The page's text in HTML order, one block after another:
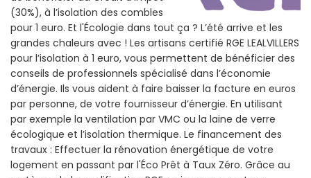
(30%), à l’isolation des combles
pour 1 euro. Et l'Écologie dans tout ça ? L’été arrive et les
grandes chaleurs avec ! Les artisans certifié RGE LEALVILLERS
pour l’isolation à 1 euro, vous permettent de bénéficier des
conseils de professionnels spécialisé dans l’économie
d’énergie. Ils vous aident à faire baisser la facture en euros
par personne, de votre fournisseur d’énergie. En utilisant
par exemple la ventilation par VMC ou la laine de verre
écologique et l’isolation thermique. Le financement des
travaux : Effectuer la rénovation énergétique de votre
logement en passant par l'Éco Prêt à Taux Zéro. Grâce au